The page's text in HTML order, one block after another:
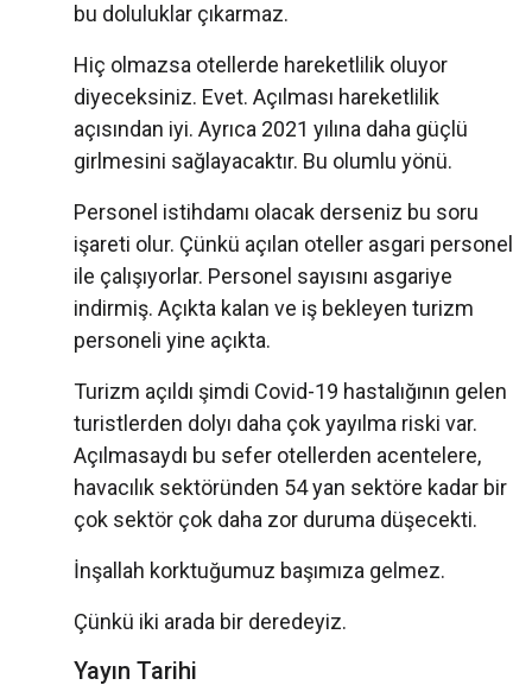
bu doluluklar çıkarmaz.
Hiç olmazsa otellerde hareketlilik oluyor
diyeceksiniz. Evet. Açılması hareketlilik
açısından iyi. Ayrıca 2021 yılına daha güçlü
girlmesini sağlayacaktır. Bu olumlu yönü.
Personel istihdamı olacak derseniz bu soru
işareti olur. Çünkü açılan oteller asgari personel
ile çalışıyorlar. Personel sayısını asgariye
indirmiş. Açıkta kalan ve iş bekleyen turizm
personeli yine açıkta.
Turizm açıldı şimdi Covid-19 hastalığının gelen
turistlerden dolyı daha çok yayılma riski var.
Açılmasaydı bu sefer otellerden acentelere,
havacılık sektöründen 54 yan sektöre kadar bir
çok sektör çok daha zor duruma düşecekti.
İnşallah korktuğumuz başımıza gelmez.
Çünkü iki arada bir deredeyiz.
Yayın Tarihi